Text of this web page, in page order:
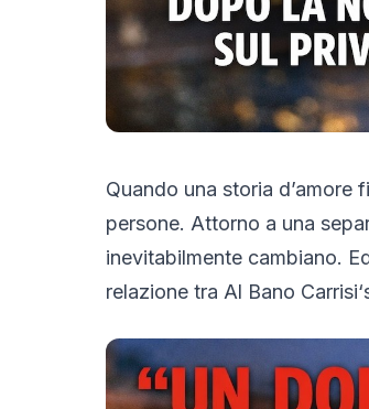
Quando una storia
persone. Attorno a una
inevitabilmente cambiano.
relazione tra Al Bano Carrisi